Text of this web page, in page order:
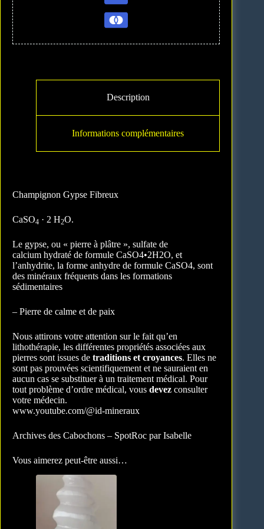
t
i
v
e
:
Description
Informations complémentaires
Champignon Gypse Fibreux
CaSO4 · 2 H2O.
Le gypse, ou « pierre à plâtre », sulfate de
calcium hydraté de formule CaSO4•2H2O, et
l’anhydrite, la forme anhydre de formule CaSO4, sont
des minéraux fréquents dans les formations
sédimentaires
– Pierre de calme et de paix
Nous attirons votre attention sur le fait qu’en
lithothérapie, les différentes propriétés associées aux
pierres sont issues de traditions et croyances. Elles ne
sont pas prouvées scientifiquement et ne sauraient en
aucun cas se substituer à un traitement médical. Pour
tout problème d’ordre médical, vous devez consulter
votre médecin.
www.youtube.com/@id-mineraux
Archives des Cabochons – SpotRoc par Isabelle
Vous aimerez peut-être aussi…